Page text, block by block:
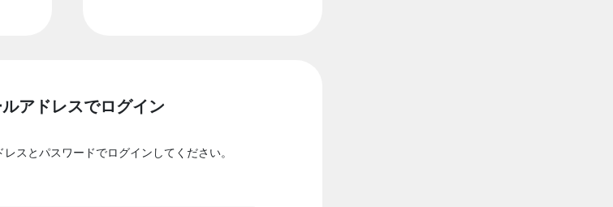
ルアドレスでログイン
スとパスワードでログインしてください。